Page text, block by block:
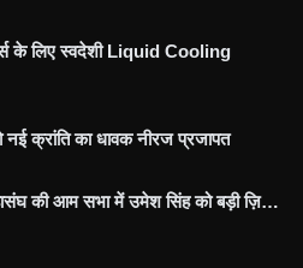
के लिए स्वदेशी Liquid Cooling
क्रांति का धावक नीरज प्रजापत
की आम सभा में उमेश सिंह को बड़ी ज़ि…